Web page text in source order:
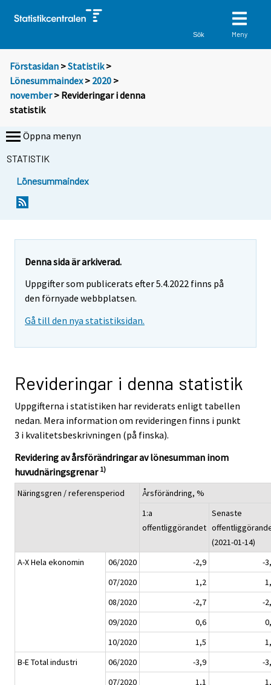
Sök Meny
Förstasidan >Statistik >
Lönesummaindex> 2020 >
november> Revideringar i denna
statistik
Öppna menyn
STATISTIK
Lönesummaindex
Denna sida är arkiverad.
Uppgifter som publicerats efter 5.4.2022 finns på
den förnyade webbplatsen.
Gå till den nya statistiksidan.
Revideringar i denna statistik
Uppgifterna i statistiken har reviderats enligt tabellen
nedan. Mera information om revideringen finns i punkt
3 i kvalitetsbeskrivningen (på finska).
Revidering av årsförändringar av lönesumman inom
huvudnäringsgrenar 1)
Näringsgren / referensperiod
Årsförändring, %
1:a
offentliggörandet
Senaste
(2021-01-14)
A-X Hela ekonomin
06/2020 -2,9
-
07/2020
1,2
08/2020
-2,7
-
09/2020
0,6
10/2020
1,5
B-E Total industri
06/2020 -3,9
-
07/2020
1,1